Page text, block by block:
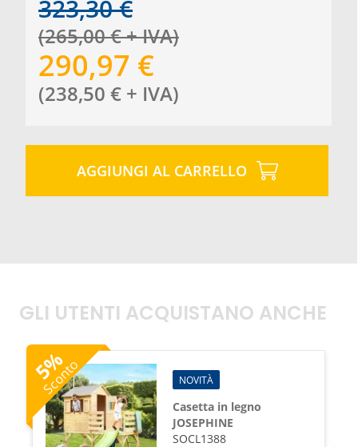
323,30 €
(265,00€+ IVA)
290,97 €
(238,50 € + IVA)
AGGIUNGI AL CARRELLO
GLI UTENTI ACQUISTANO ANCHE
5
%
Sconto NOVITÀ
Casetta in legno
JOSEPHINE
SOCL1388